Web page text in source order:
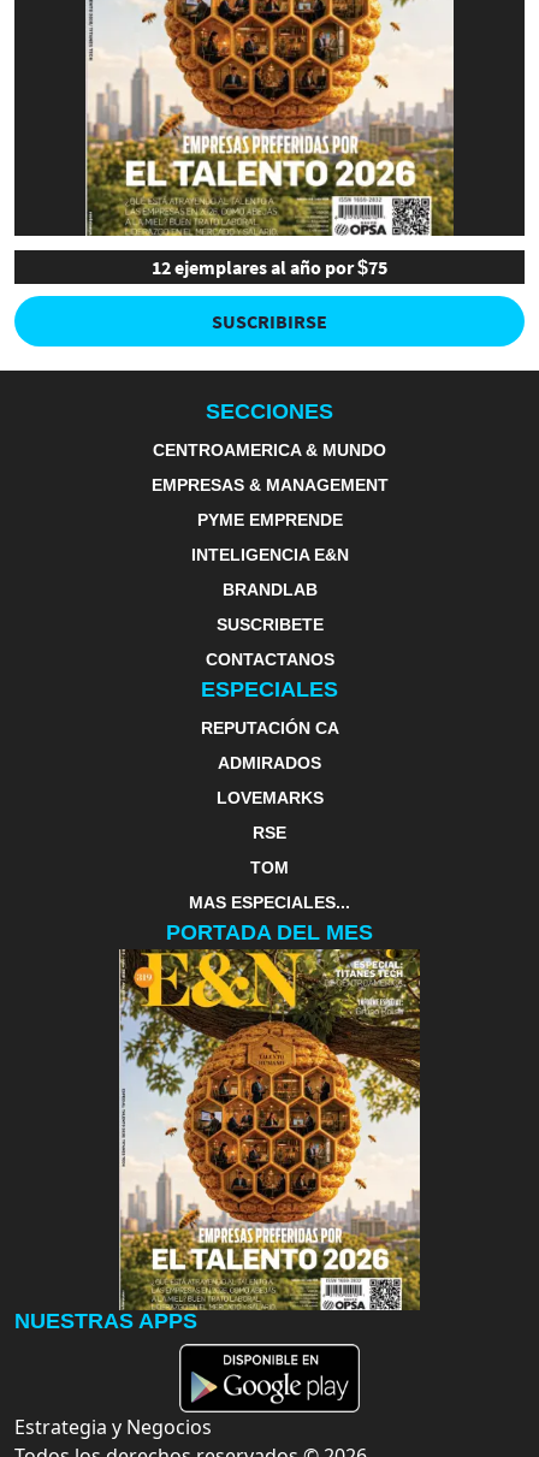
12 ejemplares al año por $75
SUSCRIBIRSE
SECCIONES
CENTROAMERICA & MUNDO
EMPRESAS & MANAGEMENT
PYME EMPRENDE
INTELIGENCIA E&N
BRANDLAB
SUSCRIBETE
CONTACTANOS
ESPECIALES
REPUTACIÓN CA
ADMIRADOS
LOVEMARKS
RSE
TOM
MAS ESPECIALES...
PORTADA DEL MES
NUESTRAS APPS
Estrategia y Negocios